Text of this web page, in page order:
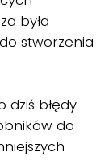
była
stworzenia
dziś błędy
do